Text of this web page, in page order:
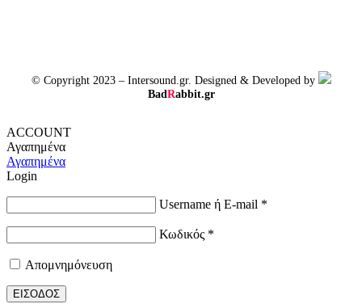
© Copyright 2023 – Intersound.gr. Designed & Developed by
BadRabbit.gr
ACCOUNT
Αγαπημένα
Αγαπημένα
Login
Username ή E-mail *
Κωδικός *
Απομνημόνευση
ΕΙΣΟΔΟΣ